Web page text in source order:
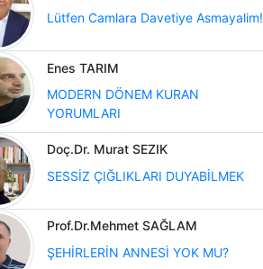
Lütfen Camlara Davetiye Asmayalim!
Enes TARIM
MODERN DÖNEM KURAN
YORUMLARI
Doç.Dr. Murat SEZIK
SESSİZ ÇIĞLIKLARI DUYABİLMEK
Prof.Dr.Mehmet SAĞLAM
ŞEHİRLERİN ANNESİ YOK MU?